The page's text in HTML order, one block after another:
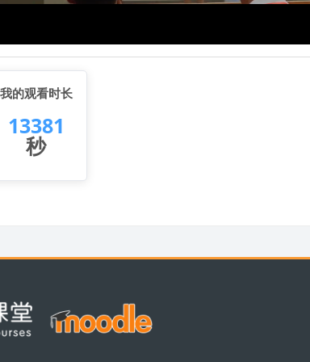
我的观看时长
13381
秒